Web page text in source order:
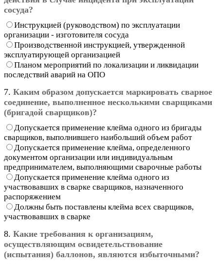
сосуда?
Инструкцией (руководством) по эксплуатации
организации - изготовителя сосуда
Производственной инструкцией, утвержденной
эксплуатирующей организацией
Планом мероприятий по локализации и ликвидации
последствий аварий на ОПО
7. Каким образом допускается маркировать сварное
соединение, выполненное несколькими сварщиками
(бригадой сварщиков)?
Допускается применение клейма одного из бригады
сварщиков, выполнившего наибольший объем работ
Допускается применение клейма, определенного
документом организации или индивидуальным
предпринимателем, выполняющими сварочные работы
Допускается применение клейма одного из
участвовавших в сварке сварщиков, назначенного
распоряжением
Должны быть поставлены клейма всех сварщиков,
участвовавших в сварке
8. Какие требования к организациям,
осуществляющим освидетельствование
(испытания) баллонов, являются избыточными?